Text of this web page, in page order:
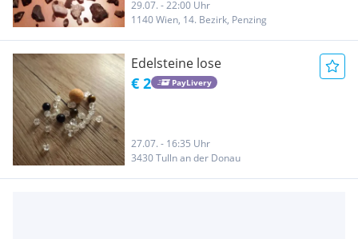
29.07. - 22:00 Uhr
1140 Wien, 14. Bezirk, Penzing
Edelsteine lose
€ 2 PayLivery
27.07. - 16:35 Uhr
3430 Tulln an der Donau